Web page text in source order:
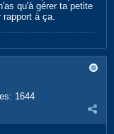
qu'à gérer ta petite
rapport à ça.
1644